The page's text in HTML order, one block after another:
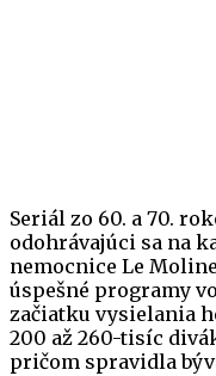
Seriál zo 60. a 70.
odohrávajúci sa na
nemocnice Le
úspešné programy
začiatku vysielania
200 až 260-tisíc
pričom spravidla